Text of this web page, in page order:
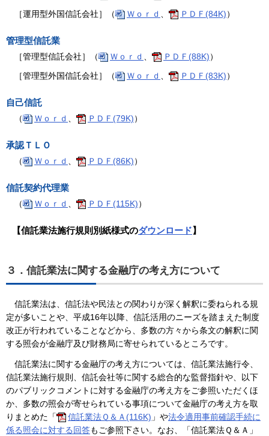
［運用型外国信託会社］（
Ｗｏｒｄ ＰＤＦ(84K)）
管理型信託業
［管理型信託会社］（ Ｗｏｒｄ ＰＤＦ(88K)）
［管理型外国信託会社］（
Ｗｏｒｄ ＰＤＦ(83K)）
自己信託
（ Ｗｏｒｄ ＰＤＦ(79K)）
承認ＴＬＯ
（ Ｗｏｒｄ ＰＤＦ(86K)）
信託契約代理業
（ Ｗｏｒｄ ＰＤＦ(115K)）
【信託業法施行規則別紙様式のダウンロード】
３． 信託業法に関する金融庁の考え方について
信託業法は、信託法や民法との関わりが深く解釈に委ねられる規
定が多いことや、平成16年以降、信託活用のニーズを踏まえた制度
改正が行われていることなどから、多数の方々から条文の解釈に関
する照会が金融庁及び財務局に寄せられているところです。
信託業法に関する金融庁の考え方については、信託業法施行令、
信託業法施行規則、信託会社等に関する総合的な監督指針や、以下
のパブリックコメントに対する金融庁の考え方をご参照いただくほ
か、多数の照会が寄せられている事項について金融庁の考え方を取
りまとめた「
信託業法Ｑ＆Ａ(116K) 」や法令適用事前確認手続に
係る照会に対する回答もご参照下さい。なお、「信託業法Ｑ＆Ａ」